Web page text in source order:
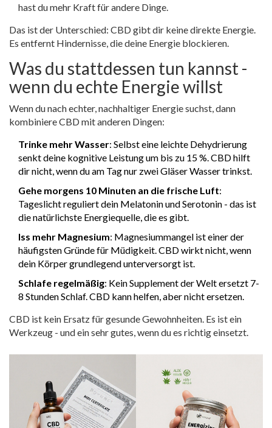
hast du mehr Kraft für andere Dinge.
Das ist der Unterschied: CBD gibt dir keine direkte Energie.
Es entfernt Hindernisse, die deine Energie blockieren.
Was du stattdessen tun kannst -
wenn du echte Energie willst
Wenn du nach echter, nachhaltiger Energie suchst, dann
kombiniere CBD mit anderen Dingen:
Trinke mehr Wasser: Selbst eine leichte Dehydrierung
senkt deine kognitive Leistung um bis zu 15 %. CBD hilft
dir nicht, wenn du am Tag nur zwei Gläser Wasser trinkst.
Gehe morgens 10 Minuten an die frische Luft:
Tageslicht reguliert dein Melatonin und Serotonin - das ist
die natürlichste Energiequelle, die es gibt.
Iss mehr Magnesium: Magnesiummangel ist einer der
häufigsten Gründe für Müdigkeit. CBD wirkt nicht, wenn
dein Körper grundlegend unterversorgt ist.
Schlafe regelmäßig: Kein Supplement der Welt ersetzt 7-
8 Stunden Schlaf. CBD kann helfen, aber nicht ersetzen.
CBD ist kein Ersatz für gesunde Gewohnheiten. Es ist ein
Werkzeug - und ein sehr gutes, wenn du es richtig einsetzt.